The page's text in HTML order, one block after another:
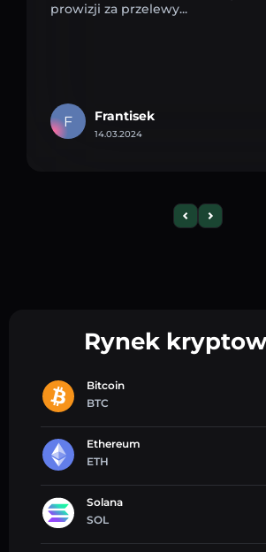
prowizji za przelewy...
F Frantisek
14.03.2024
Rynek
Bitcoin
BTC
Ethereum
ETH
Solana
SOL